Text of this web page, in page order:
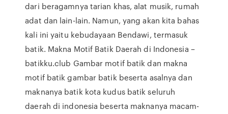
dari beragamnya tarian khas, alat musik, rumah
adat dan lain-lain. Namun, yang akan kita bahas
kali ini yaitu kebudayaan Bendawi, termasuk
batik. Makna Motif Batik Daerah di Indonesia –
batikku.club Gambar motif batik dan makna
motif batik gambar batik beserta asalnya dan
maknanya batik kota kudus batik seluruh
daerah di indonesia beserta maknanya macam-